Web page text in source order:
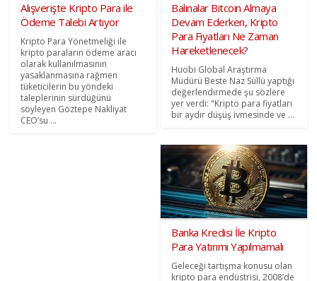
Alışverişte Kripto Para ile
Ödeme Talebi Artıyor
Kripto Para Yönetmeliği ile
kripto paraların ödeme aracı
olarak kullanılmasının
yasaklanmasına rağmen
tüketicilerin bu yöndeki
taleplerinin sürdüğünü
söyleyen Göztepe Nakliyat
CEO’su ...
Balinalar Bitcoin Almaya
Devam Ederken, Kripto
Para Fiyatları Ne Zaman
Hareketlenecek?
Huobi Global Araştırma
Müdürü Beste Naz Süllü yaptığı
değerlendirmede şu sözlere
yer verdi: "Kripto para fiyatları
bir aydır düşüş ivmesinde ve ...
Banka Kredisi İle Kripto
Para Yatırımı Yapılmamalı
Geleceği tartışma konusu olan
kripto para endüstrisi, 2008’de